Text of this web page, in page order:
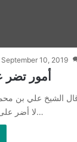
September 10, 2019
أمور تضر
الشيخ علي بن
لا أضر على طالب العلم من أربع…